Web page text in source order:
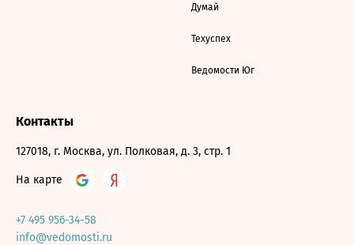
Думай
Техуспех
Ведомости Юг
Контакты
127018, г. Москва, ул. Полковая, д. 3, стр. 1
На карте
+7 495 956-34-58
info@vedomosti.ru